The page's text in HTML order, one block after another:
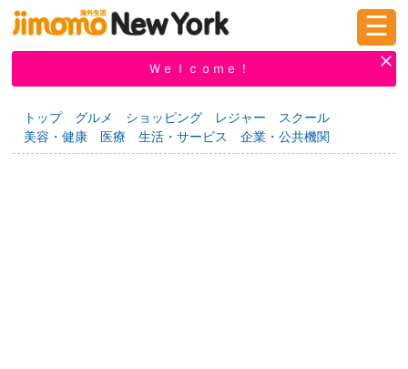
新規登録
掲示板 タウン情報 教えて！
☰
Ｗｅｌｃｏｍｅ！
トップ グルメ ショッピング レジャー
スクール
美容・健康
医療 生活・サービス 企業・公共機関